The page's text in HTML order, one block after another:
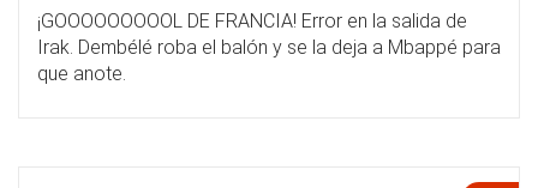
¡GOOOOOOOOOL DE FRANCIA! Error en la salida de
Irak. Dembélé roba el balón y se la deja a Mbappé para
que anote.